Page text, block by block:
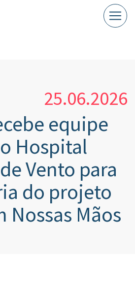
25.06.2026
equipe
Hospital
Vento para
do projeto
Nossas Mãos